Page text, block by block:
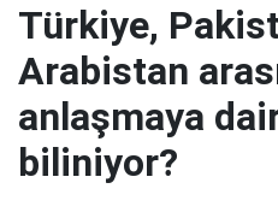
Türkiye,
Arabistan
anlaşmaya
biliniyor?